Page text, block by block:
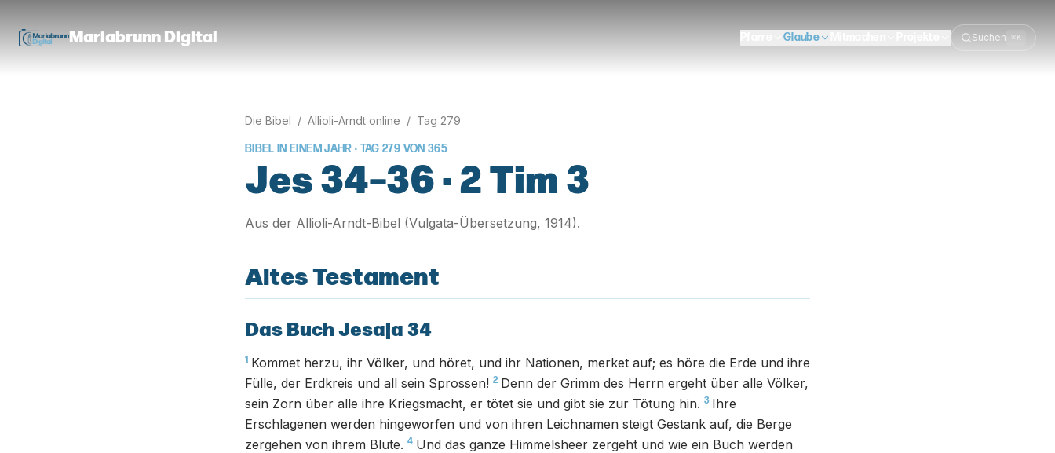
Mariabrunn Digital Glaube Suchen ⌘K
Die Bibel / Allioli-Arndt online / Tag 279
BIBEL IN EINEM JAHR · TAG279 VON 365
Jes 34–36 · 2 Tim 3
Aus der Allioli-Arndt-Bibel (Vulgata-Übersetzung, 1914).
Altes Testament
Das Buch Jesaja 34
1 Kommet herzu, ihr Völker, und höret, und ihr Nationen, merket auf; es höre die Erde und ihre
Fülle, der Erdkreis und all sein Sprossen! 2 Denn der Grimm des Herrn ergeht über alle Völker,
sein Zorn über alle ihre Kriegsmacht, er tötet sie und gibt sie zur Tötung hin. 3 Ihre
Erschlagenen werden hingeworfen und von ihren Leichnamen steigt Gestank auf, die Berge
zergehen von ihrem Blute. 4 Und das ganze Himmelsheer zergeht und wie ein Buch werden